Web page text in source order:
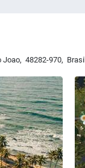
Joao, 48282-970, Brasil